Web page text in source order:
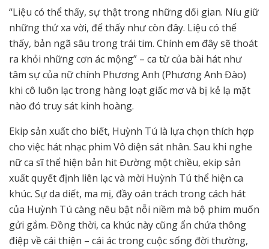
“Liệu có thể thấy, sự thật trong những dối gian. Níu giữ
những thứ xa vời, để thấy như còn đây. Liệu có thể
thấy, bản ngã sâu trong trái tim. Chính em đây sẽ thoát
ra khỏi những cơn ác mộng” – ca từ của bài hát như
tâm sự của nữ chính Phương Anh (Phương Anh Đào)
khi cô luôn lạc trong hàng loạt giấc mơ và bị kẻ lạ mặt
nào đó truy sát kinh hoàng.
Ekip sản xuất cho biết, Huỳnh Tú là lựa chọn thích hợp
cho việc hát nhạc phim Vô diện sát nhân. Sau khi nghe
nữ ca sĩ thể hiện bản hit Đường một chiều, ekip sản
xuất quyết định liên lạc và mời Huỳnh Tú thể hiện ca
khúc. Sự da diết, ma mị, đầy oán trách trong cách hát
của Huỳnh Tú càng nêu bật nỗi niềm mà bộ phim muốn
gửi gắm. Đồng thời, ca khúc này cũng ẩn chứa thông
điệp về cái thiện – cái ác trong cuộc sống đời thường,